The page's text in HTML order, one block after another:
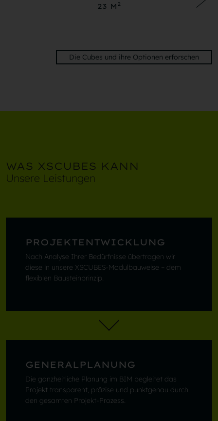
23 M 2
Die Cubes und ihre Optionen erforschen
WAS XSCUBES KANN
Unsere Leistungen
PROJEKTENTWICKLUNG
Nach Analyse Ihrer Bedürfnisse übertragen wir
diese in unsere XSCUBES-Modulbauweise – dem
flexiblen Bausteinprinzip.
GENERALPLANUNG
Die ganzheitliche Planung im BIM begleitet das
Projekt transparent, präzise und punktgenau durch
den gesamten Projekt-Prozess.